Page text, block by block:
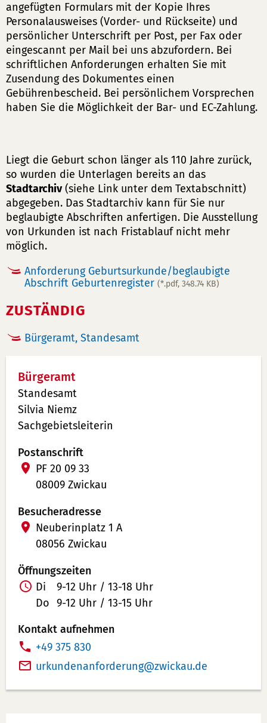
angefügten Formulars mit der Kopie Ihres
Personalausweises (Vorder- und Rückseite) und
persönlicher Unterschrift per Post, per Fax oder
eingescannt per Mail bei uns abzufordern. Bei
schriftlichen Anforderungen erhalten Sie mit
Zusendung des Dokumentes einen
Gebührenbescheid. Bei persönlichem Vorsprechen
haben Sie die Möglichkeit der Bar- und EC-Zahlung.
Liegt die Geburt schon länger als 110 Jahre zurück,
so wurden die Unterlagen bereits an das
Stadtarchiv(siehe Link unter dem Textabschnitt)
abgegeben. Das Stadtarchiv kann für Sie nur
beglaubigte Abschriften anfertigen. Die Ausstellung
von Urkunden ist nach Fristablauf nicht mehr
möglich.
Anforderung Geburtsurkunde/beglaubigte
Abschrift Geburtenregister (*.pdf, 348.74 KB)
ZUSTÄNDIG
Bürgeramt, Standesamt
Bürgeramt
Standesamt
Silvia Niemz
Sachgebietsleiterin
Postanschrift
PF 20 09 33
08009 Zwickau
Besucheradresse
Neuberinplatz 1 A
08056 Zwickau
Öffnungszeiten
Di
9-12 Uhr / 13-18 Uhr
Do 9-12 Uhr / 13-15 Uhr
Kontakt aufnehmen
T
e
e
+49 375 830
urkundenanforderung
zwickau de